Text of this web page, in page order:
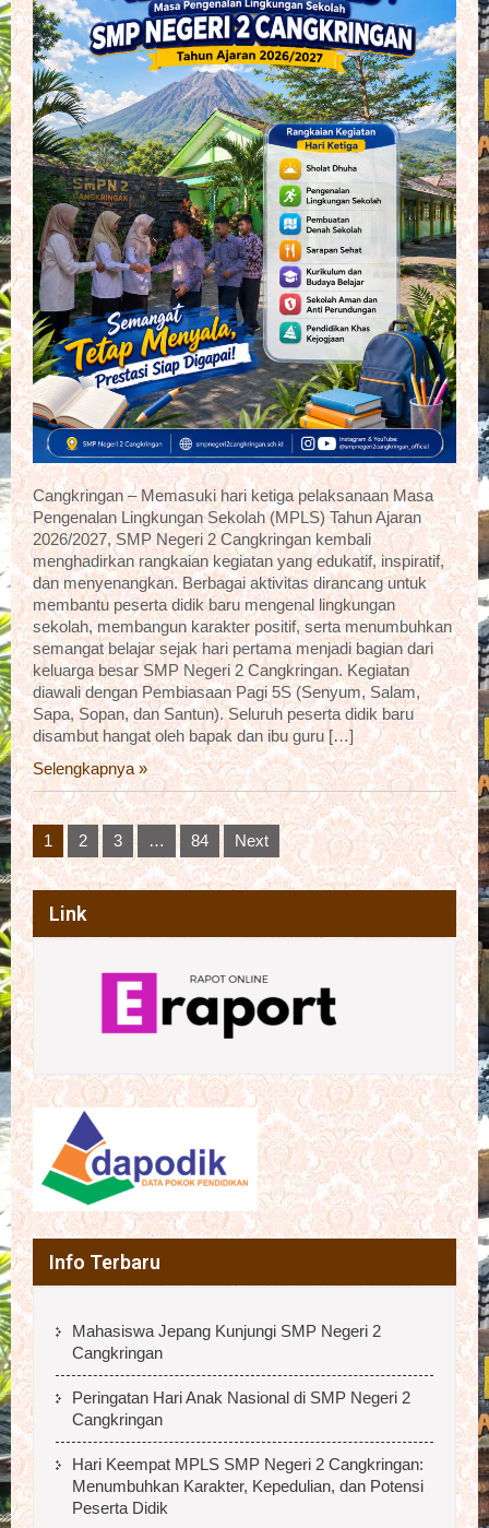
Cangkringan – Memasuki hari ketiga pelaksanaan Masa
Pengenalan Lingkungan Sekolah (MPLS) Tahun Ajaran
2026/2027, SMP Negeri 2 Cangkringan kembali
menghadirkan rangkaian kegiatan yang edukatif, inspiratif,
dan menyenangkan. Berbagai aktivitas dirancang untuk
membantu peserta didik baru mengenal lingkungan
sekolah, membangun karakter positif, serta menumbuhkan
semangat belajar sejak hari pertama menjadi bagian dari
keluarga besar SMP Negeri 2 Cangkringan. Kegiatan
diawali dengan Pembiasaan Pagi 5S (Senyum, Salam,
Sapa, Sopan, dan Santun). Seluruh peserta didik baru
disambut hangat oleh bapak dan ibu guru […]
Selengkapnya »
Posts
pagination
1 2 3 … 84 Next
Link
Info Terbaru
Mahasiswa Jepang Kunjungi SMP Negeri 2
Cangkringan
Peringatan Hari Anak Nasional di SMP Negeri 2
Cangkringan
Hari Keempat MPLS SMP Negeri 2 Cangkringan:
Menumbuhkan Karakter, Kepedulian, dan Potensi
Peserta Didik